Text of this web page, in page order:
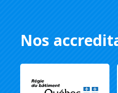
Nos